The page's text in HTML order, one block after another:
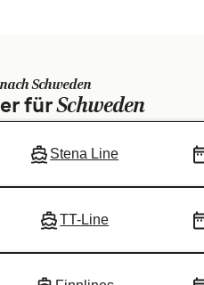
Schweden
fürSchweden
Stena Line
TT-Line